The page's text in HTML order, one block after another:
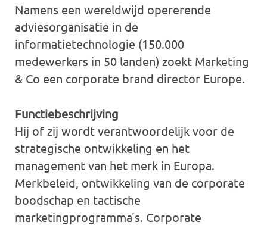
Namens een wereldwijd opererende
adviesorganisatie in de
informatietechnologie (150.000
medewerkers in 50 landen) zoekt Marketing
& Co een corporate brand director Europe.
Functiebeschrijving
Hij of zij wordt verantwoordelijk voor de
strategische ontwikkeling en het
management van het merk in Europa.
Merkbeleid, ontwikkeling van de corporate
boodschap en tactische
marketingprogramma's. Corporate